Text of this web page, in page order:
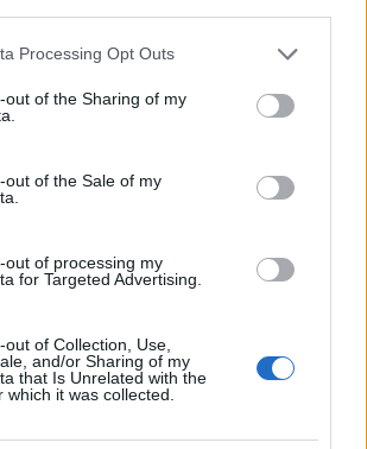
website/app uses one or more Google
visit or usage behaviour. You may click to
to Google and its third-party tags to
below specified purposes in below Google
Processing Opt Outs
out of the Sharing of my
out of the Sale of my
out of processing my
for Targeted Advertising.
of Collection, Use,
and/or Sharing of my
that Is Unrelated with the
which it was collected.
cukrokat tartalmaznak, míg
hozzáadott cukrot is. Fogyási
általában alapvetően az utóbbiakat
és persze figyelni arra is, hogy
kalóriát viszünk be, és mennyit
is
arra az eredményre jutott, hogy
laktózintoleranciájuk van,
küzdenek, a
lévő egyes összetevők